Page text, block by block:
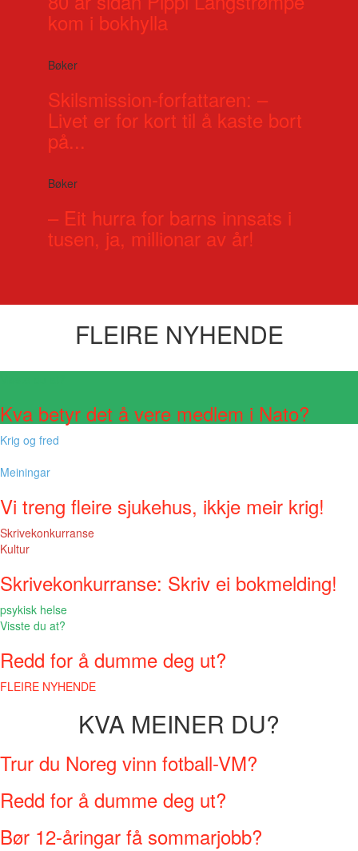
kom i bokhylla
Bøker
Skilsmission-forfattaren: –
Livet er for kort til å kaste bort
på...
Bøker
– Eit hurra for barns innsats i
tusen, ja, millionar av år!
FLEIRE NYHENDE
Kva betyr det å vere medlem i Nato?
Krig og fred
Meiningar
Vi treng fleire sjukehus, ikkje meir krig!
Skrivekonkurranse
Kultur
Skrivekonkurranse: Skriv ei bokmelding!
psykisk helse
Visste du at?
Redd for å dumme deg ut?
FLEIRE NYHENDE
KVA MEINER DU?
Trur du Noreg vinn fotball-VM?
Redd for å dumme deg ut?
Bør 12-åringar få sommarjobb?